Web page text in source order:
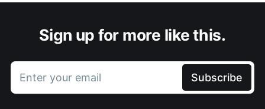
Sign up for more like this.
Enter your email Subscribe